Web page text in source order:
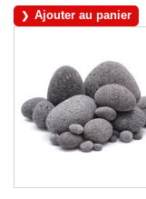
Ajouter au panier